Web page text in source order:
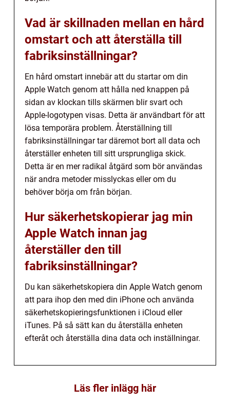
Vad är skillnaden mellan en hård
omstart och att återställa till
fabriksinställningar?
En hård omstart innebär att du startar om din
Apple Watch genom att hålla ned knappen på
sidan av klockan tills skärmen blir svart och
Apple-logotypen visas. Detta är användbart för att
lösa temporära problem. Återställning till
fabriksinställningar tar däremot bort all data och
återställer enheten till sitt ursprungliga skick.
Detta är en mer radikal åtgärd som bör användas
när andra metoder misslyckas eller om du
behöver börja om från början.
Hur säkerhetskopierar jag min
Apple Watch innan jag
återställer den till
fabriksinställningar?
Du kan säkerhetskopiera din Apple Watch genom
att para ihop den med din iPhone och använda
säkerhetskopieringsfunktionen i iCloud eller
iTunes. På så sätt kan du återställa enheten
efteråt och återställa dina data och inställningar.
Läs fler inlägg här